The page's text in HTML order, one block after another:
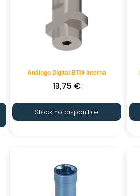
Análogo Digital BTI® Interna
19,75 €
Stock no disponible